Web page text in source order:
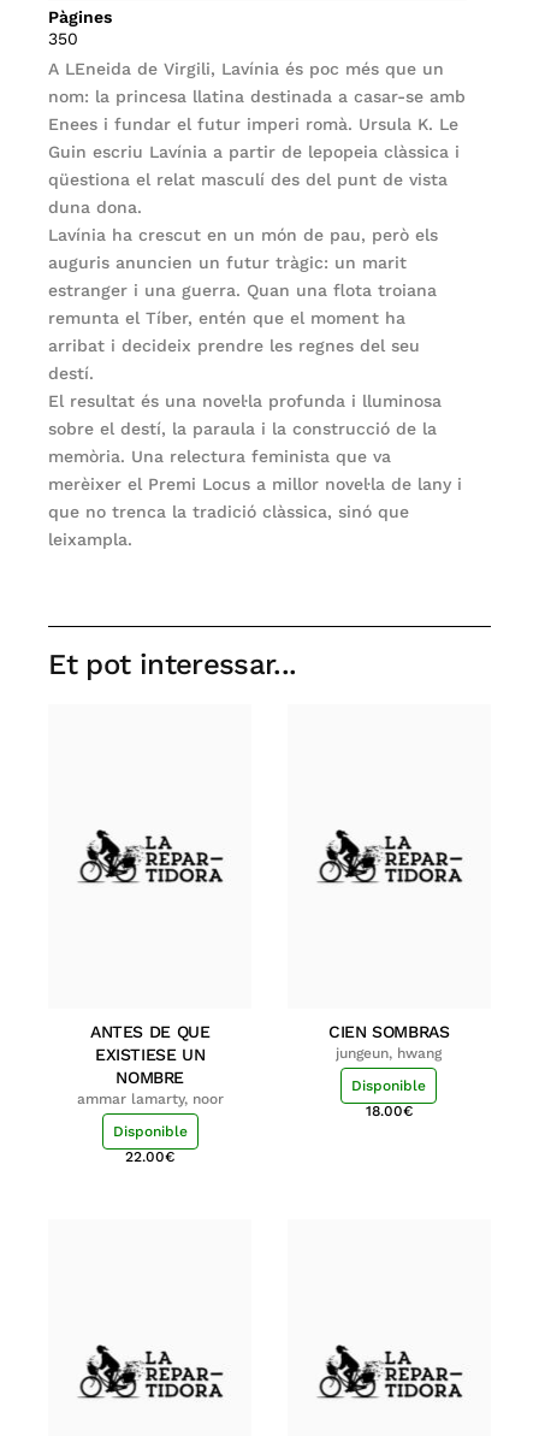
Pàgines
350
A LEneida de Virgili, Lavínia és poc més que un
nom: la princesa llatina destinada a casar-se amb
Enees i fundar el futur imperi romà. Ursula K. Le
Guin escriu Lavínia a partir de lepopeia clàssica i
qüestiona el relat masculí des del punt de vista
duna dona.
Lavínia ha crescut en un món de pau, però els
auguris anuncien un futur tràgic: un marit
estranger i una guerra. Quan una flota troiana
remunta el Tíber, entén que el moment ha
arribat i decideix prendre les regnes del seu
destí.
El resultat és una novel·la profunda i lluminosa
sobre el destí, la paraula i la construcció de la
memòria. Una relectura feminista que va
merèixer el Premi Locus a millor novel·la de lany i
que no trenca la tradició clàssica, sinó que
leixampla.
Et pot interessar...
ANTES DE QUE
EXISTIESE UN
NOMBRE
ammar lamarty, noor
Disponible
22.00€
CIEN SOMBRAS
jungeun, hwang
Disponible
18.00€